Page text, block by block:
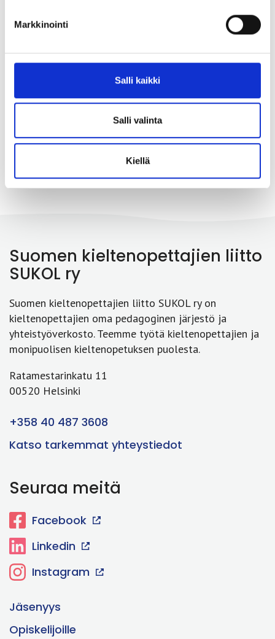
Markkinointi
Salli kaikki
Salli valinta
Kiellä
Latinan oppimäärät yo-
kokeessa
Kannanotot ja lausunnot
Edelliset 1 2
Suomen kieltenopettajien liitto
SUKOL ry
Suomen kieltenopettajien liitto SUKOL ry on
kieltenopettajien oma pedagoginen järjestö ja
yhteistyöverkosto. Teemme työtä kieltenopettajien ja
monipuolisen kieltenopetuksen puolesta.
Ratamestarinkatu 11
00520 Helsinki
+358 40 487 3608
Katso tarkemmat yhteystiedot
Seuraa meitä
Facebook
Linkedin
Instagram
Jäsenyys
Opiskelijoille